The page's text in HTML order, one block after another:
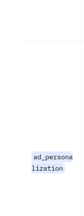
ad_persona
lization